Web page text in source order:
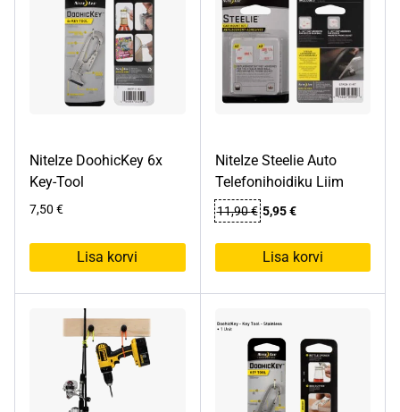
NiteIze DoohicKey 6x
Key-Tool
7,50 €
Lisa korvi
NiteIze Steelie Auto
Telefonihoidiku Liim
11,90€ Algne
oli:
11,90 €.
5,95€Praegune
on:
5,95 €.
Lisa korvi